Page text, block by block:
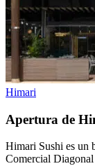
Himari
Apertura de
Himari Sushi es un
Comercial